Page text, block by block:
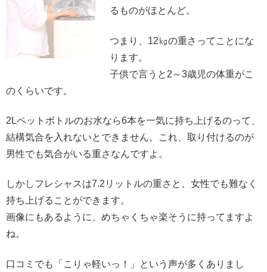
るものがほとんど。
つまり、12㎏の重さってことにな
ります。
子供で言うと2～3歳児の体重がこ
のくらいです。
2Lペットボトルのお水なら6本を一気に持ち上げるのって、
結構気合を入れないとできません。これ、取り付けるのが
男性でも気合がいる重さなんですよ。
しかしフレシャスは7.2リットルの重さと、女性でも難なく
持ち上げることができます。
画像にもあるように、めちゃくちゃ楽そうに持ってますよ
ね。
口コミでも「こりゃ軽いっ！」という声が多くありまし